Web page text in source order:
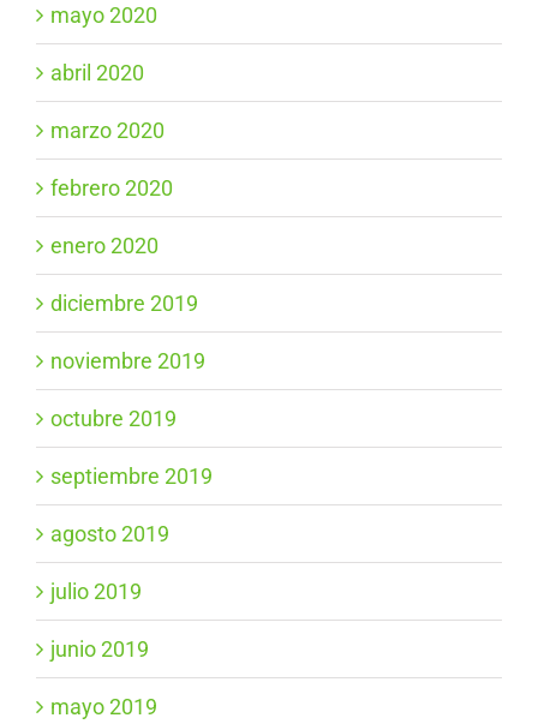
mayo 2020
abril 2020
marzo 2020
febrero 2020
enero 2020
diciembre 2019
noviembre 2019
octubre 2019
septiembre 2019
agosto 2019
julio 2019
junio 2019
mayo 2019